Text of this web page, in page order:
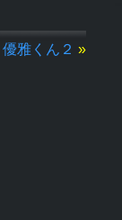
優雅くん２ »